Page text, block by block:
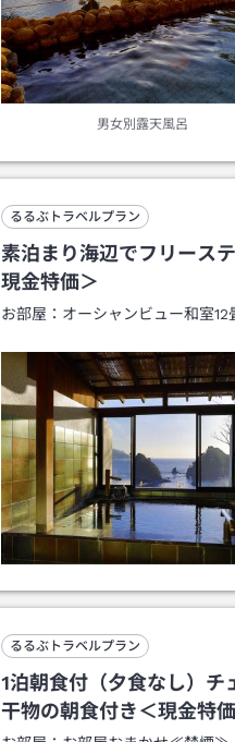
男女別露天風呂
るるぶトラベルプラン
素泊まり海辺でフリース
現金特価＞
お部屋： オーシャンビュー和室12
るるぶトラベルプラン
1泊朝食付（夕食なし）
干物の朝食付き＜現金特